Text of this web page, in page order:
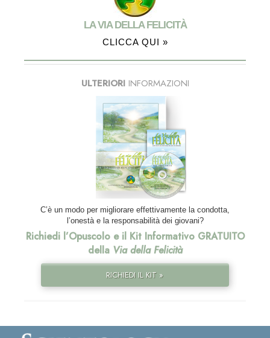
LA VIA DELLA FELICITÀ
CLICCA QUI »
ULTERIORIINFORMAZIONI
C’è un modo per migliorare effettivamente la condotta,
l’onestà e la responsabilità dei giovani?
Richiedi l’Opuscolo e il Kit Informativo GRATUITO
della Via della Felicità
RICHIEDI IL KIT »